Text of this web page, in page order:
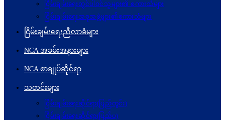
ငြိမ်းချမ်းရေးတွင်ပါဝင်သူများ၏ စကားသံများ
ငြိမ်းချမ်းရေးအစုအဖွဲ့များ၏စကားသံများ
ငြိမ်းချမ်းရေးညီလာခံများ
NCA အခမ်းအနားများ
NCA စာချုပ်ဆိုင်ရာ
သတင်းများ
ငြိမ်းချမ်းရေးဆိုင်ရာ(ပြည်တွင်း)
ငြိမ်းချမ်းရေးဆိုင်ရာ(ပြည်ပ)